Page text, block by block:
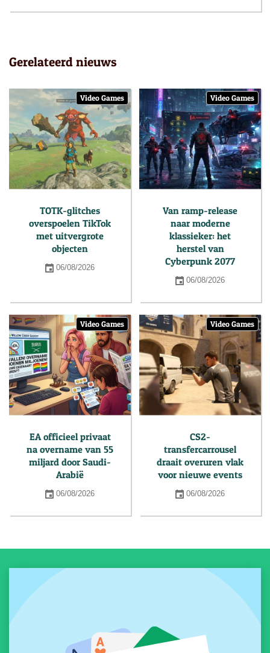
Gerelateerd nieuws
Video Games
TOTK-glitches
overspoelen TikTok
met uitvergrote
objecten
06/08/2026
Video Games
Van ramp-release
naar moderne
klassieker: het
herstel van
Cyberpunk 2077
06/08/2026
Video Games
EA officieel privaat
na overname van 55
miljard door Saudi-
Arabië
06/08/2026
Video Games
CS2-
transfercarrousel
draait overuren vlak
voor nieuwe events
06/08/2026